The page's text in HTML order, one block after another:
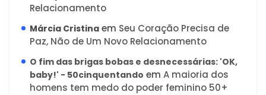
Relacionamento
Márcia Cristina em Seu Coração Precisa de
Paz, Não de Um Novo Relacionamento
O fim das brigas bobas e desnecessárias: 'OK,
baby!' - 50cinquentando em A maioria dos
homens tem medo do poder feminino 50+